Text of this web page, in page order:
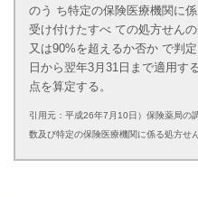
のう ち特定の保険医療機関に
受け付けたすべ ての処方せん
又は90%を超えるか否か で判
日から翌年3月31日まで適用す
点を算定する。
引用元：平成26年7月10日）保険薬局の
数及び特定の保険医療機関に係る処方せ